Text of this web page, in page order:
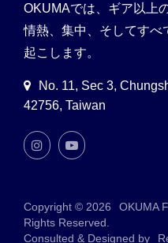
OKUMAでは、ギア以上
情熱、集中、そしてすべ
起こします。
No. 11, Sec 3,
42756, Taiwan
Copyright © 2026 OKUMA
Rights Reserved.
Consulted & Designed by